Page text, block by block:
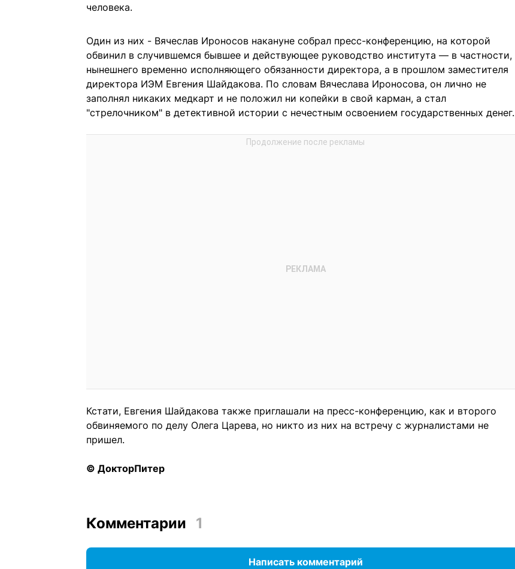
человека.
Один из них - Вячеслав Ироносов накануне собрал пресс-конференцию, на которой
обвинил в случившемся бывшее и действующее руководство института — в частности,
нынешнего временно исполняющего обязанности директора, а в прошлом заместителя
директора ИЭМ Евгения Шайдакова. По словам Вячеслава Ироносова, он лично не
заполнял никаких медкарт и не положил ни копейки в свой карман, а стал
"стрелочником" в детективной истории с нечестным освоением государственных денег.
Кстати, Евгения Шайдакова также приглашали на пресс-конференцию, как и второго
обвиняемого по делу Олега Царева, но никто из них на встречу с журналистами не
пришел.
© ДокторПитер
Комментарии 1
Написать комментарий